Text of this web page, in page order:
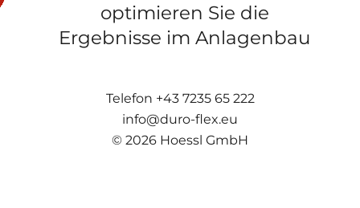
optimieren Sie die
Ergebnisse im Anlagenbau
Telefon +43 7235 65 222
info@duro-flex.eu
© 2026 Hoessl GmbH